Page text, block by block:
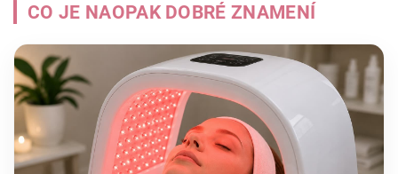
CO JE NAOPAK DOBRÉ ZNAMENÍ